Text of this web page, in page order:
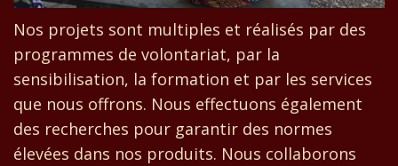
Nos projets sont multiples et réalisés par des
programmes de volontariat, par la
sensibilisation, la formation et par les services
que nous offrons. Nous effectuons également
des recherches pour garantir des normes
élevées dans nos produits. Nous collaborons